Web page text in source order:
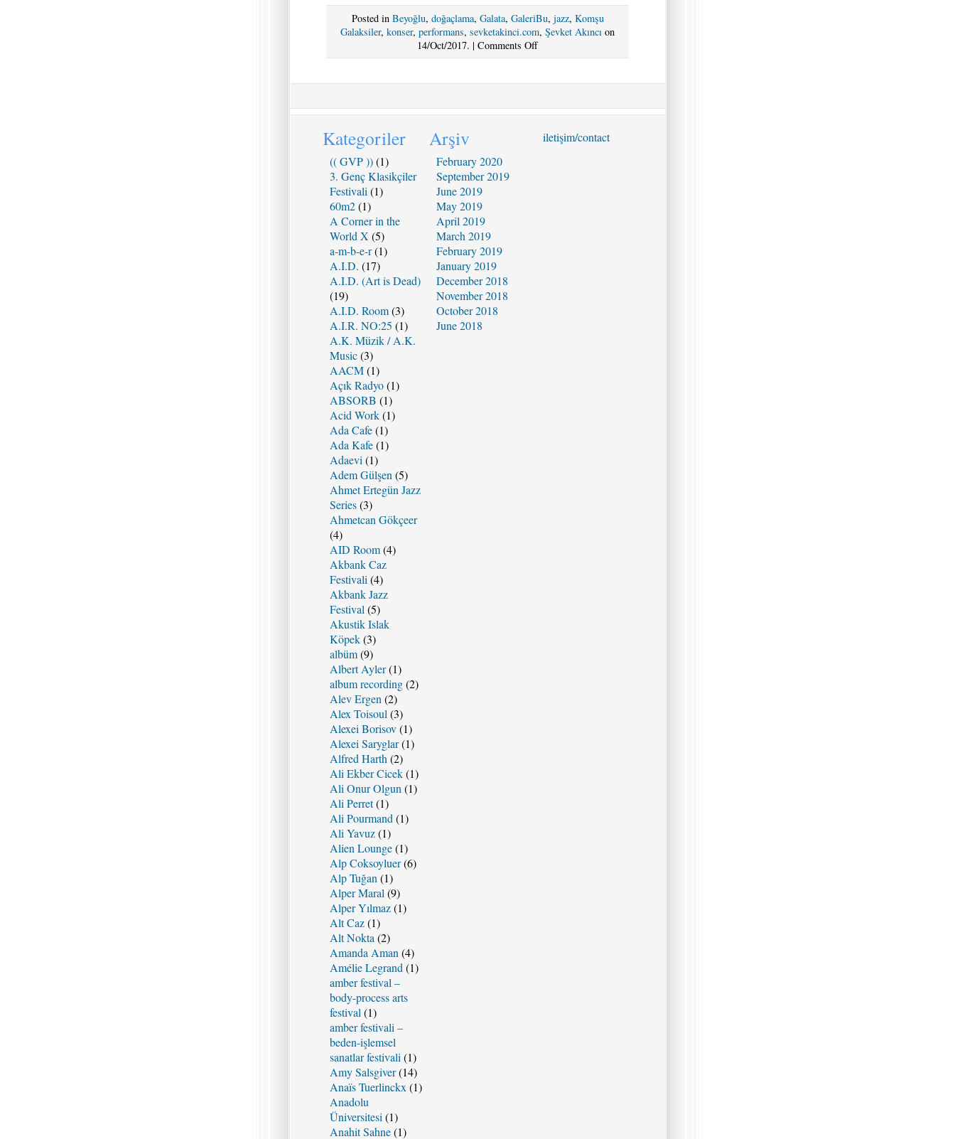
Posted in Beyoğlu, doğaçlama, Galata, GaleriBu, jazz, Komşu
Galaksiler, konser, performans, sevketakinci.com, Şevket Akıncı on
14/Oct/2017. | Comments Offon
CUMARTESI
EKIM
Komşu
-14
Kategoriler
(( GVP ))(1)
3. Genç Klasikçiler
Festivali (1)
60m2(1)
A Corner in the
World X (5)
a-m-b-e-r(1)
A.I.D. (17)
A.I.D. (Art is Dead)
(19)
A.I.D. Room(3)
A.I.R. NO:25 (1)
A.K. Müzik / A.K.
Music(3)
AACM(1)
Açık Radyo(1)
ABSORB (1)
Acid Work(1)
Ada Cafe(1)
Ada Kafe(1)
Adaevi (1)
Adem Gülşen (5)
Ahmet Ertegün Jazz
Series(3)
Ahmetcan Gökçeer
(4)
AID Room(4)
Akbank Caz
Festivali (4)
Akbank Jazz
Festival (5)
Akustik Islak
Köpek(3)
albüm(9)
Albert Ayler(1)
album recording(2)
Alev Ergen (2)
Alex Toisoul (3)
Alexei Borisov(1)
Alexei Saryglar(1)
Alfred Harth (2)
Ali Ekber Cicek(1)
Ali Onur Olgun (1)
Ali Perret(1)
Ali Pourmand (1)
Ali Yavuz(1)
Alien Lounge(1)
Alp Coksoyluer(6)
Alp Tuğan (1)
Alper Maral (9)
Alper Yılmaz(1)
Alt Caz(1)
Alt Nokta (2)
Amanda Aman (4)
Amélie Legrand (1)
amber festival –
body-process arts
festival (1)
amber festivali –
beden-işlemsel
sanatlar festivali (1)
Amy Salsgiver(14)
Anaïs Tuerlinckx (1)
Anadolu
Üniversitesi (1)
Anahit Sahne(1)
Arşiv
February 2020
September 2019
June 2019
May 2019
April 2019
March 2019
February 2019
January 2019
December 2018
November 2018
October 2018
June 2018
iletişim/contact